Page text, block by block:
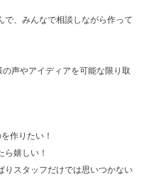
で、みんなで相談しながら作って
声やアイディアを可能な限り取
作りたい！
嬉しい！
りスタッフだけでは思いつかない